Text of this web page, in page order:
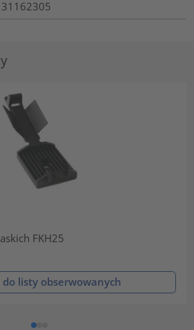
31162305
FKH25
do listy obserwowanych